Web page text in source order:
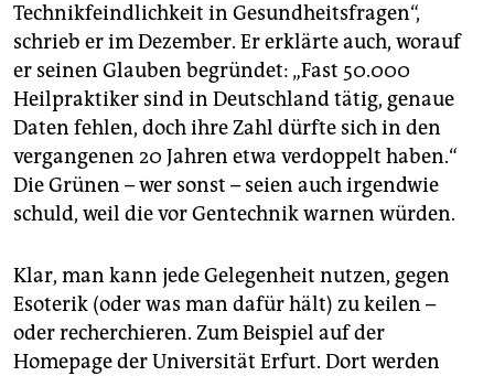
Technikfeindlichkeit in Gesundheitsfragen“,
schrieb er im Dezember. Er erklärte auch, worauf
er seinen Glauben begründet: „Fast 50.000
Heilpraktiker sind in Deutschland tätig, genaue
Daten fehlen, doch ihre Zahl dürfte sich in den
vergangenen 20 Jahren etwa verdoppelt haben.“
Die Grünen – wer sonst – seien auch irgendwie
schuld, weil die vor Gentechnik warnen würden.
Klar, man kann jede Gelegenheit nutzen, gegen
Esoterik (oder was man dafür hält) zu keilen –
oder recherchieren. Zum Beispiel auf der
Homepage der Universität Erfurt. Dort werden